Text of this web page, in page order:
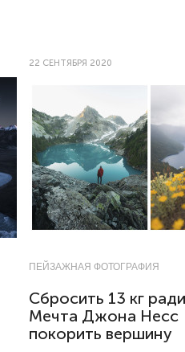
22 СЕНТЯБРЯ 2020
ПЕЙЗАЖНАЯ ФОТОГРАФИЯ
Сбросить 13 кг
Мечта Джона Несс
покорить вершину